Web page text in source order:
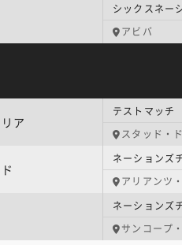
シックスネ
アビバ
ア
スタッド・
ネーション
アリアンツ
ネーション
サンコープ